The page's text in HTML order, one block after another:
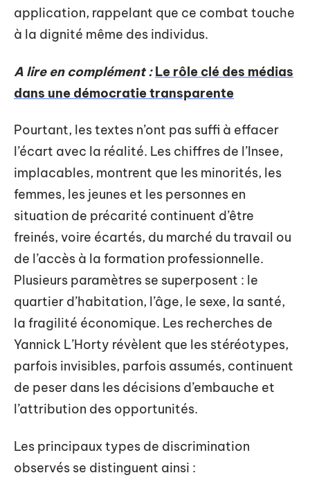
application, rappelant que ce combat touche
à la dignité même des individus.
A lire en complément : Le rôle clé des médias
dans une démocratie transparente
Pourtant, les textes n’ont pas suffi à effacer
l’écart avec la réalité. Les chiffres de l’Insee,
implacables, montrent que les minorités, les
femmes, les jeunes et les personnes en
situation de précarité continuent d’être
freinés, voire écartés, du marché du travail ou
de l’accès à la formation professionnelle.
Plusieurs paramètres se superposent : le
quartier d’habitation, l’âge, le sexe, la santé,
la fragilité économique. Les recherches de
Yannick L’Horty révèlent que les stéréotypes,
parfois invisibles, parfois assumés, continuent
de peser dans les décisions d’embauche et
l’attribution des opportunités.
Les principaux types de discrimination
observés se distinguent ainsi :